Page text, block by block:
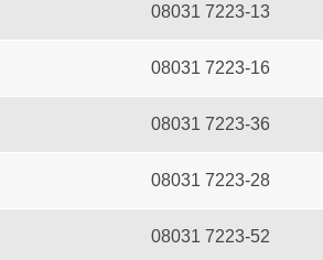
08031 7223-13
08031 7223-16
08031 7223-36
08031 7223-28
08031 7223-52